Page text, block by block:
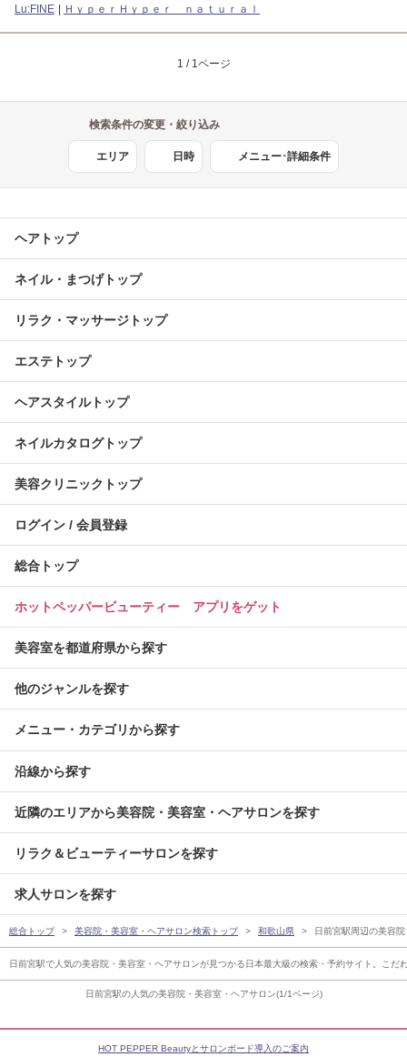
日前宮駅の人気の美容院・美容室・ヘアサロン(1/1ページ)
Lu:FINE
ＨｙｐｅｒＨｙｐｅｒ ｎａｔｕｒａｌ
1 / 1ページ
検索条件の変更・絞り込み
エリア 日時 メニュー･詳細条件
ヘアトップ
ネイル・まつげトップ
リラク・マッサージトップ
エステトップ
ヘアスタイルトップ
ネイルカタログトップ
美容クリニックトップ
ログイン / 会員登録
総合トップ
ホットペッパービューティー アプリをゲット
美容室を都道府県から探す
他のジャンルを探す
メニュー・カテゴリから探す
沿線から探す
近隣のエリアから美容院・美容室・ヘアサロンを探す
リラク＆ビューティーサロンを探す
求人サロンを探す
総合トップ 美容院・美容室・ヘアサロン検索トップ 和歌山県 日前宮駅周辺の美容
日前宮駅で人気の美容院・美容室・ヘアサロンが見つかる日本最大級の検索・予約サイト。こ
HOT PEPPER Beautyとサロンボード導入のご案内